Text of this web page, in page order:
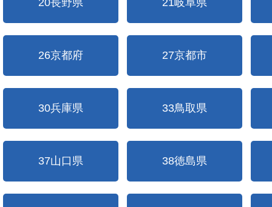
20長野県 21岐阜県
26京都府 27京都市
30兵庫県 33鳥取県
37山口県 38徳島県